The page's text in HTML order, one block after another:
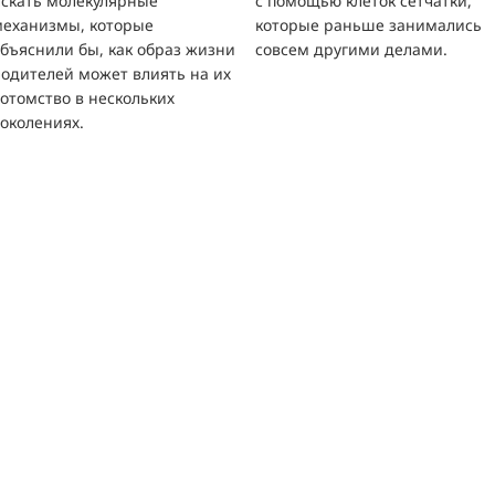
которые
бы, как образ жизни
может влиять на их
в нескольких
которые раньше занимались
совсем другими делами.